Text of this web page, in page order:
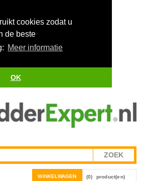
cookies zodat u
de beste
Meer informatie
OK
WINKELWAGEN (0) product(en)